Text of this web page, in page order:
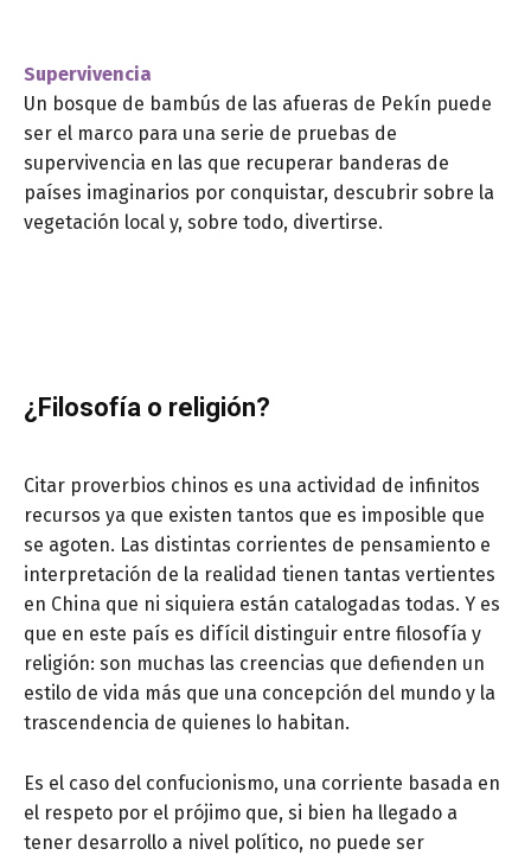
Supervivencia
Un bosque de bambús de las afueras de Pekín puede
ser el marco para una serie de pruebas de
supervivencia en las que recuperar banderas de
países imaginarios por conquistar, descubrir sobre la
vegetación local y, sobre todo, divertirse.
¿Filosofía o religión?
Citar proverbios chinos es una actividad de infinitos
recursos ya que existen tantos que es imposible que
se agoten. Las distintas corrientes de pensamiento e
interpretación de la realidad tienen tantas vertientes
en China que ni siquiera están catalogadas todas. Y es
que en este país es difícil distinguir entre filosofía y
religión: son muchas las creencias que defienden un
estilo de vida más que una concepción del mundo y la
trascendencia de quienes lo habitan.
Es el caso del confucionismo, una corriente basada en
el respeto por el prójimo que, si bien ha llegado a
tener desarrollo a nivel político, no puede ser